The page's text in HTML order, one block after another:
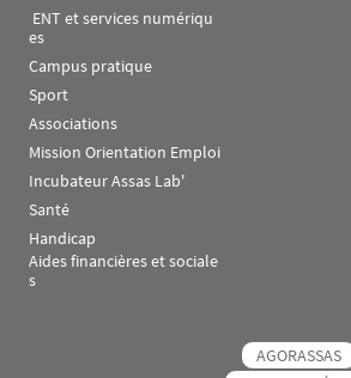
es
Campus pratique
Sport
Associations
Mission Orientation Emploi
Incubateur Assas Lab'
Santé
Handicap
Aides financières et sociale
s
AGORASSAS